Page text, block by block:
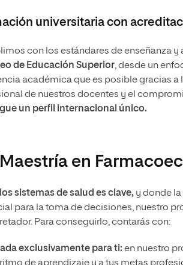
universitaria con
con los estándares de enseñanza y
de Educación Superior, desde un
académica que es posible gracias a
de nuestros docentes y el
un perfil internacional único.
en
sistemas de salud es clave, y donde
para la toma de decisiones, nuestro
Para conseguirlo, contarás con:
exclusivamente para ti: en nuestro